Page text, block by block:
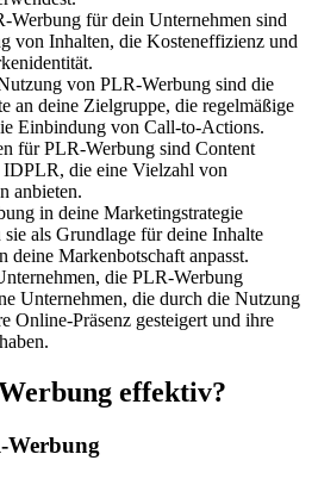
Werbung für dein Unternehmen sind
von Inhalten, die Kosteneffizienz und
von PLR-Werbung sind die
an deine Zielgruppe, die regelmäßige
Einbindung von Call-to-Actions.
für PLR-Werbung sind Content
IDPLR, die eine Vielzahl von
anbieten.
in deine Marketingstrategie
als Grundlage für deine Inhalte
deine Markenbotschaft anpasst.
die PLR-Werbung
Unternehmen, die durch die Nutzung
Online-Präsenz gesteigert und ihre
effektiv?
Werbung